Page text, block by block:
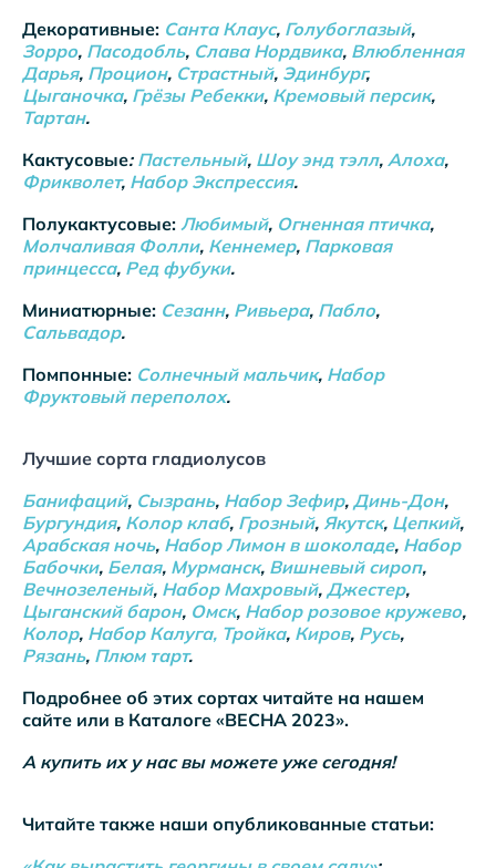
Декоративные: Санта Клаус, Голубоглазый,
Зорро, Пасодобль, Слава Нордвика, Влюбленная
Дарья, Процион, Страстный, Эдинбург,
Цыганочка, Грёзы Ребекки, Кремовый персик,
Тартан.
Кактусовые: Пастельный, Шоу энд тэлл, Алоха,
Фрикволет, Набор Экспрессия.
Полукактусовые: Любимый, Огненная птичка,
Молчаливая Фолли, Кеннемер, Парковая
принцесса, Ред фубуки.
Миниатюрные: Сезанн, Ривьера, Пабло,
Сальвадор.
Помпонные: Солнечный мальчик, Набор
Фруктовый переполох.
Лучшие сорта гладиолусов
Банифаций, Сызрань, Набор Зефир, Динь-Дон,
Бургундия, Колор клаб, Грозный, Якутск, Цепкий,
Арабская ночь, Набор Лимон в шоколаде, Набор
Бабочки, Белая, Мурманск, Вишневый сироп,
Вечнозеленый, Набор Махровый, Джестер,
Цыганский барон, Омск, Набор розовое кружево,
Колор, Набор Калуга, Тройка, Киров, Русь,
Рязань, Плюм тарт.
Подробнее об этих сортах читайте на нашем
сайте или в Каталоге «ВЕСНА 2023».
А купить их у нас вы можете уже сегодня!
Читайте также наши опубликованные статьи: